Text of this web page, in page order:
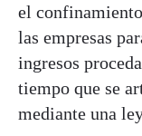
el
las empresas
ingresos
tiempo que se
mediante una